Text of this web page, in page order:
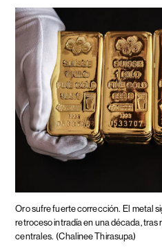
Oro sufre fuerte corrección. El metal
retroceso intradía en una década, tras
centrales. (Chalinee Thirasupa)